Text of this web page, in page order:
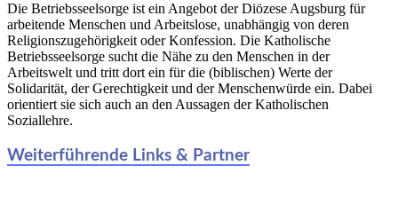
Die Betriebsseelsorge ist ein Angebot der Diözese Augsburg für
arbeitende Menschen und Arbeitslose, unabhängig von deren
Religionszugehörigkeit oder Konfession. Die Katholische
Betriebsseelsorge sucht die Nähe zu den Menschen in der
Arbeitswelt und tritt dort ein für die (biblischen) Werte der
Solidarität, der Gerechtigkeit und der Menschenwürde ein. Dabei
orientiert sie sich auch an den Aussagen der Katholischen
Soziallehre.
Weiterführende Links & Partner